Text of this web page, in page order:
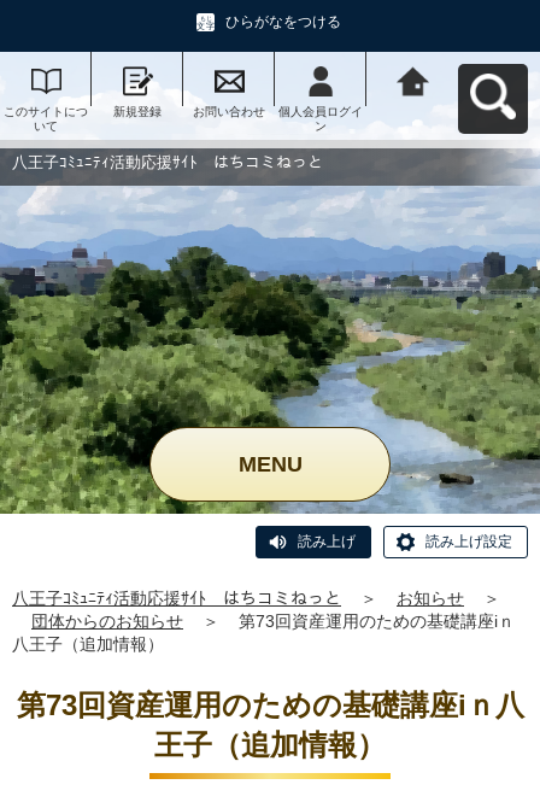
ひらがなをつける
このサイトにつ
いて
新規登録 お問い合わせ
個人会員ログイ
ン
動応援ｻｲﾄ はち
コミねっとへ戻
八王子ｺﾐｭﾆﾃｨ活動応援ｻｲﾄ はちコミねっと
MENU
読み上げ 読み上げ設定
八王子ｺﾐｭﾆﾃｨ活動応援ｻｲﾄ はちコミねっと ＞ お知らせ
＞
団体からのお知らせ
＞
第73回資産運用のための基礎講座iｎ
八王子（追加情報）
第73回資産運用のための基礎講座iｎ八
王子（追加情報）